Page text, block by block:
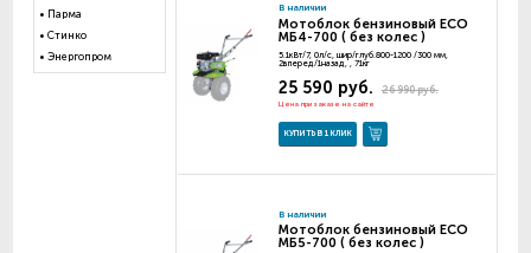
Парма
Стинко
Энергопром
В наличии
Мотоблок бензиновый ECO
МБ4-700 ( без колес )
5.1кВт/7, 0л/с, шир/глуб.800-1200 /300 мм,
2вперед/1назад, , 71кг
26 990 руб.
25 590 руб.
Цена при заказе на сайте
КУПИТЬ В 1 КЛИК
В наличии
Мотоблок бензиновый ECO
МБ5-700 ( без колес )